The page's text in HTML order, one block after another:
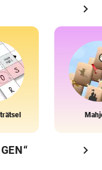
chevron_right
chevron_right